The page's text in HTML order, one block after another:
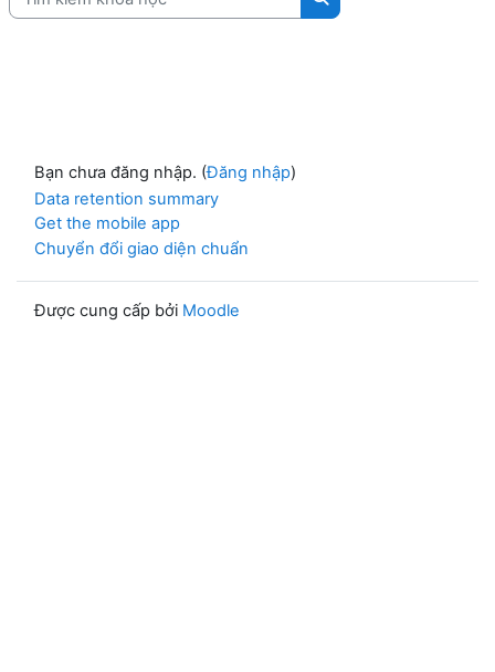
Tìm kiếm khoá học
Bạn chưa đăng nhập. (Đăng nhập)
Data retention summary
Get the mobile app
Chuyển đổi giao diện chuẩn
Được cung cấp bởi Moodle